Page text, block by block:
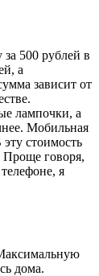
500 рублей в
а
зависит от
лампочки, а
Мобильная
эту стоимость
Проще говоря,
я
дома.